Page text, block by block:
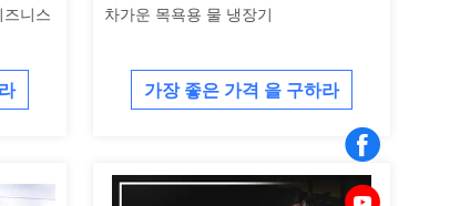
즈니스
차가운 목욕용 물 냉장기
가장 좋은 가격 을 구하라